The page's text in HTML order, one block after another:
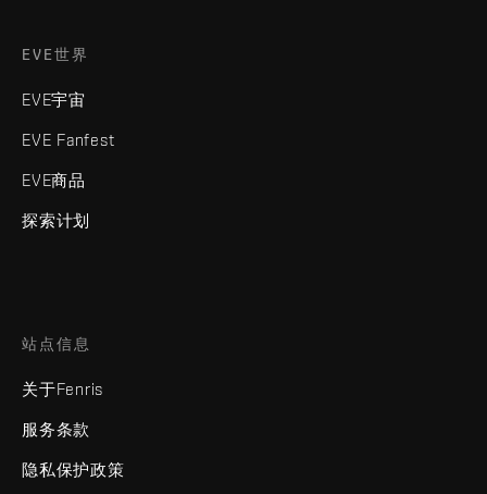
EVE世界
EVE宇宙
EVE Fanfest
EVE商品
探索计划
站点信息
关于Fenris
服务条款
隐私保护政策